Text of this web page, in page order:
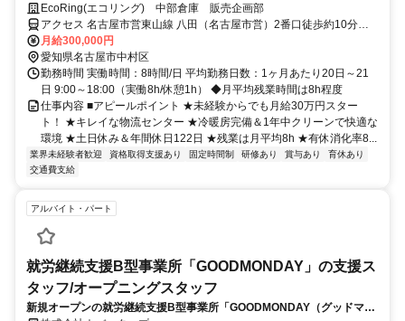
の安定経営＞「日本だけじゃもったいない」を世界へ繋ぐ、海外輸出や
国内の業者販売が中心です。冷暖房完備のキレイな倉庫で、年間ずっと
快適に働ける環境◎【売上420億円突破＆創業以来黒字】未経験の方も
大歓迎！基礎知識からしっかり教えます。グローバル視野が広がる環
境・キャリアアップ制度充実。さらに月平均残業8h以下とクリーンな環
境で、腰を据えて長く活躍しませんか？
EcoRing(エコリング) 中部倉庫 販売企画部
アクセス 名古屋市営東山線 八田（名古屋市営）2番口徒歩約10分、
ＪＲ関西本線 八田（関西本線）北口徒歩約11分、名古屋市営東山線
岩塚1番口徒歩約10分
月給300,000円
愛知県名古屋市中村区
勤務時間 実働時間：8時間/日 平均勤務日数：1ヶ月あたり20日～21
日 9:00～18:00（実働8h/休憩1h） ◆月平均残業時間は8h程度
仕事内容 ■アピールポイント ★未経験からでも月給30万円スター
ト！ ★キレイな物流センター ★冷暖房完備＆1年中クリーンで快適な
環境 ★土日休み＆年間休日122日 ★残業は月平均8h ★有休消化率8...
業界未経験者歓迎 資格取得支援あり 固定時間制 研修あり 賞与あり
育休あり
交通費支給
アルバイト・パート
就労継続支援B型事業所「GOODMONDAY」の支援ス
タッフ/オープニングスタッフ
新規オープンの就労継続支援B型事業所「GOODMONDAY（グッドマン